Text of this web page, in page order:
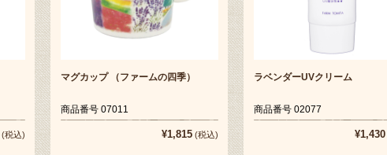
(税込)
マグカップ （ファームの四季）
商品番号 07011
¥1,815 (税込)
ラベンダーUVクリーム
商品番号 02077
¥1,430